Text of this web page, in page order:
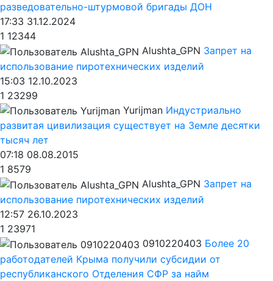
разведовательно-штурмовой бригады ДОН
17:33 31.12.2024
1 12344
Alushta_GPN Запрет на
использование пиротехнических изделий
15:03 12.10.2023
1 23299
Yurijman Индустриально
развитая цивилизация существует на Земле десятки
тысяч лет
07:18 08.08.2015
1 8579
Alushta_GPN Запрет на
использование пиротехнических изделий
12:57 26.10.2023
1 23971
0910220403 Более 20
работодателей Крыма получили субсидии от
республиканского Отделения СФР за найм